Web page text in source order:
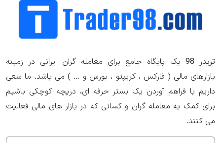
تریدر 98
یک پایگاه جامع برای معامله گران ایرانی در زمینه
بازارهای مالی ( فارکس ، کریپتو ، بورس و ... ) می باشد. ما سعی
داریم با فراهم آوردن یک بستر حرفه ای، دریچه کوچکی باشیم
برای کمک به معامله گران و کسانی که در بازار های مالی فعالیت
می کنند.